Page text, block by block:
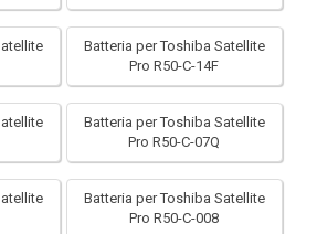
Batteria per Toshiba Satellite
Pro R50-C-14F
Batteria per Toshiba Satellite
Pro R50-C-07Q
Batteria per Toshiba Satellite
Pro R50-C-008